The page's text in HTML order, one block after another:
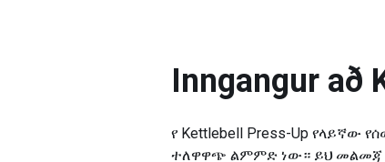
Inngangur að
የ Kettlebell Press-Up
ተለዋዋጭ ልምምድ ነው። ይህ መልመጃ